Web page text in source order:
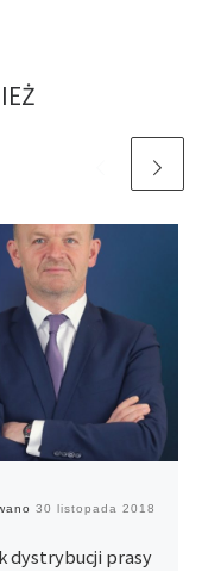
30 listopada 2018
dystrybucji prasy